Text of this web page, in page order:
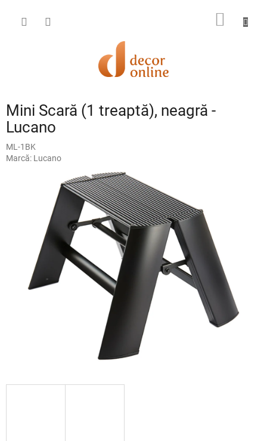
conținut
COŞ
Mini Scară (1 treaptă), neagră -
Lucano
ML-1BK
Marcă: Lucano